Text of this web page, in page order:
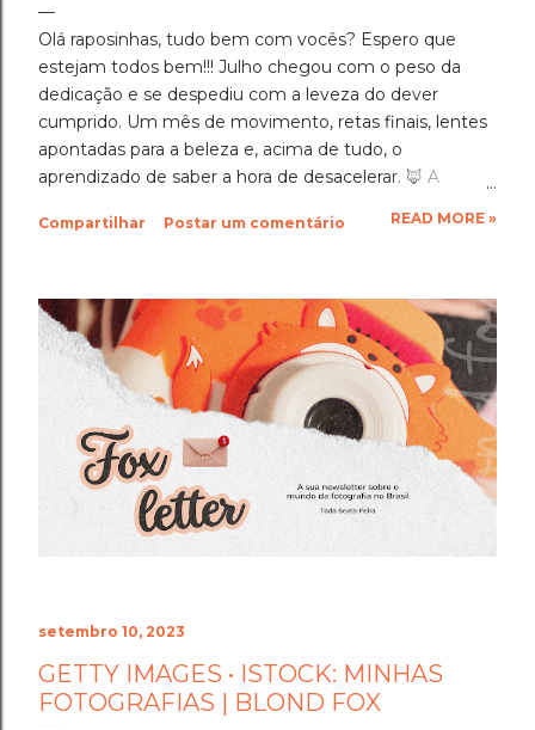
Olá raposinhas, tudo bem com vocês? Espero que
estejam todos bem!!! Julho chegou com o peso da
dedicação e se despediu com a leveza do dever
cumprido. Um mês de movimento, retas finais, lentes
apontadas para a beleza e, acima de tudo, o
aprendizado de saber a hora de desacelerar. ​🦊 A
mês em que a disciplina atingiu o seu ponto mais alto.
importante foi um exercício de resiliência e entrega.
Aprendi que quando a gente se compromete de
verdade com um objetivo, a nossa mente descobre
uma capacidade de sustentação que a gente nem
sabia que tinha. Foi exaustivo, mas foi a prova concreta
da minha própria força. 🦊 A Viagem para Holambra: O
Cenário do Desafio ​Trocar de ar e ir fazer a prova em
Holambra transformou o peso do compromisso em
uma experiência memorável. A cidade das flores, com
sua arquitetura, suas estufas e suas estra...
Compartilhar Postar um comentário READ MORE »
setembro 10, 2023
GETTY IMAGES • ISTOCK: MINHAS
FOTOGRAFIAS | BLOND FOX